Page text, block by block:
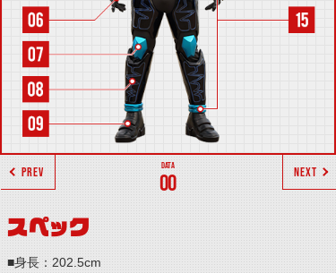
00
PREV NEXT
スペック
■身長：202.5cm